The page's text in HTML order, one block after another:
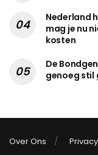
Nederland
mag je nu
kosten
De
genoeg stil
Over Ons Privacy